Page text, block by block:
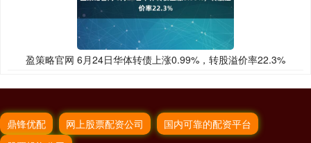
盈策略官网 6月24日华体转债上涨0.99%，转股溢价率22.3%
鼎锋优配 网上股票配资公司
国内可靠的配资平台